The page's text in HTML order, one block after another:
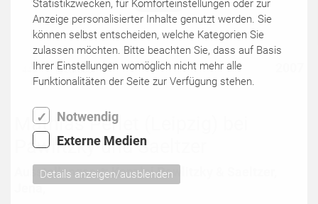
KÜNSTLER
KATALOGE
KONTAKT
449 outdoor
Mathias Perlet (Leipzig) bei
Pawlitzky und Saeltzer
Ausstellungsort: Kanzlei Pawlitzky & Saeltzer,
Jena,
Statistikzwecken, für Komforteinstellungen oder zur
Anzeige personalisierter Inhalte genutzt werden. Sie
können selbst entscheiden, welche Kategorien Sie
zulassen möchten. Bitte beachten Sie, dass auf Basis
Ihrer Einstellungen womöglich nicht mehr alle
Funktionalitäten der Seite zur Verfügung stehen.
Notwendig
Externe Medien
Details anzeigen/ausblenden